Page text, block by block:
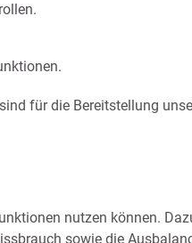
für die Bereitstellung
nutzen können.
sowie die